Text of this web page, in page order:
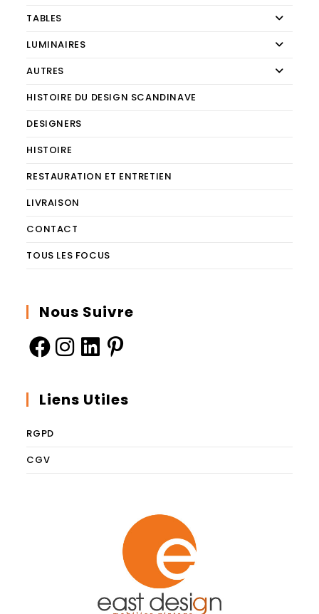
TABLES
LUMINAIRES
AUTRES
HISTOIRE DU DESIGN SCANDINAVE
DESIGNERS
HISTOIRE
RESTAURATION ET ENTRETIEN
LIVRAISON
CONTACT
TOUS LES FOCUS
Nous Suivre
Liens Utiles
RGPD
CGV